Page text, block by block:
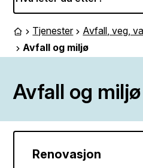
Du er her:
Forside
Tjenester
Avfall, veg,
Avfall og miljø
Avfall og miljø
Renovasjon